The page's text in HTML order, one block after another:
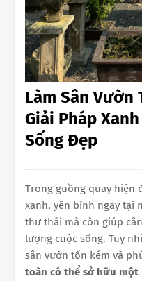
Làm Sân Vườn
Giải Pháp
Sống Đẹp
Trong guồng quay hiện
xanh, yên bình ngay tại
thư thái mà còn giúp
lượng cuộc sống. Tuy
sân vườn tốn kém và
toàn có thể sở hữu